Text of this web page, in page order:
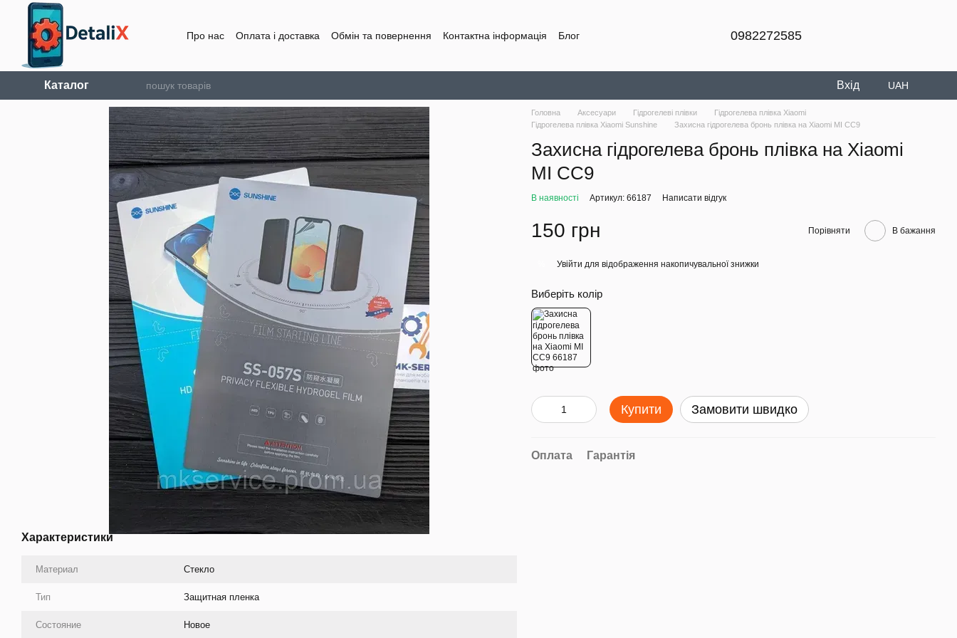
Перейти до основного контенту
Про нас Оплата і доставка Обмін та повернення Контактна інформація Блог 0982272585
Каталог Вхід UAH
Характеристики
Материал Стекло
Тип Защитная пленка
Состояние Новое
Головна Аксесуари Гідрогелеві плівки
Гідрогелева плівка Xiaomi
Гідрогелева плівка Xiaomi Sunshine
Захисна гідрогелева бронь плівка на Xiaomi MI CC9
Захисна гідрогелева бронь плівка на Xiaomi
MI CC9
В наявності Артикул: 66187 Написати відгук
150 грн Порівняти В бажання
Увійти для відображення накопичувальної знижки
Виберіть колір
Купити Замовити швидко
Оплата Гарантія